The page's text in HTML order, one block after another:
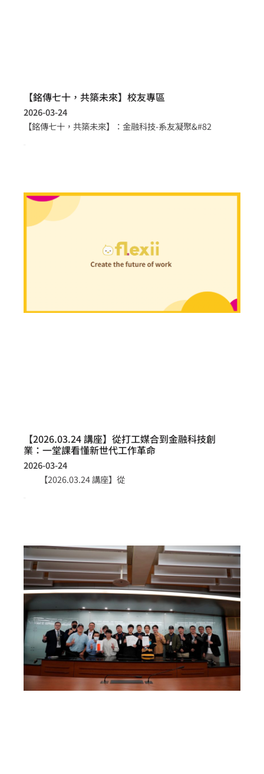
【銘傳七十，共築未來】校友專區
2026-03-24
【銘傳七十，共築未來】：金融科技-系友凝聚&#82
【2026.03.24 講座】從打工媒合到金融科技創
業：一堂課看懂新世代工作革命
2026-03-24
【2026.03.24 講座】從